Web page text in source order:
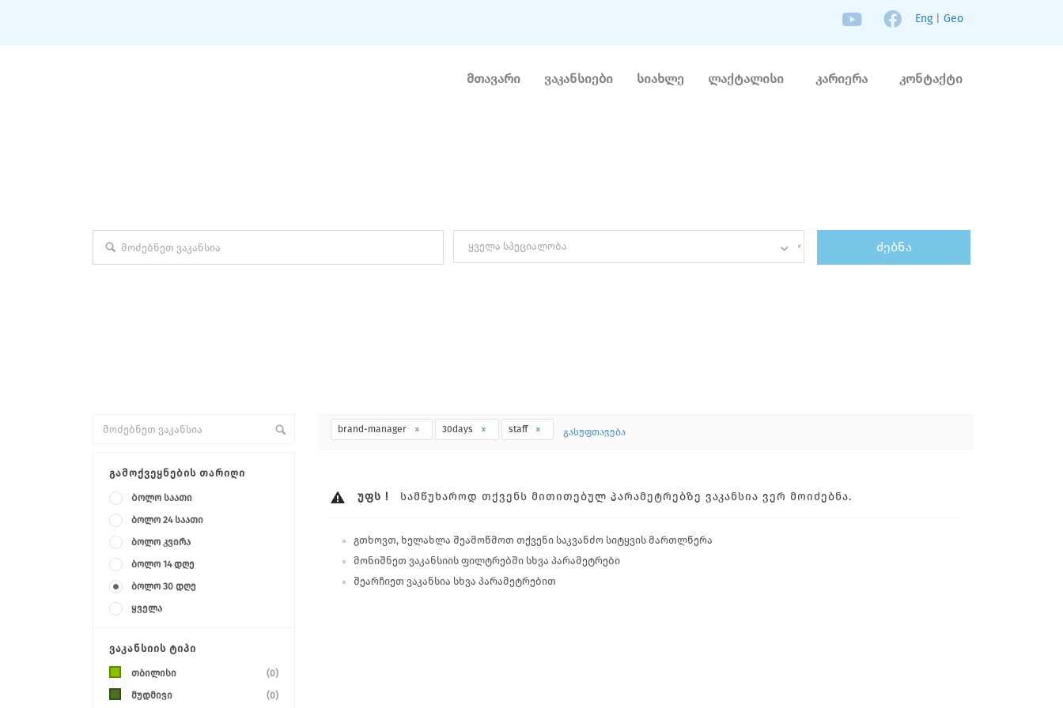
Eng| Geo
მთავარი ვაკანსიები სიახლე ლაქტალისი კარიერა კონტაქტი
ᲒᲐᲛᲝᲥᲕᲔᲧᲜᲔᲑᲘᲡ ᲗᲐᲠᲘᲦᲘ
Ბოლო საათი
ბოლო 24 საათი
ბოლო კვირა
ბოლო 14 დღე
ბოლო 30 დღე
ყველა
ᲕᲐᲙᲐᲜᲡᲘᲘᲡ ᲢᲘᲞᲘ
თბილისი
(0)
მუდმივი
(0)
brand-manager 30days staff გასუფთავება
ᲣᲤᲡ ! ᲡᲐᲛᲬᲣᲮᲐᲠᲝᲓ ᲗᲥᲕᲔᲜᲡ ᲛᲘᲗᲘᲗᲔᲑᲣᲚ ᲞᲐᲠᲐᲛᲔᲢᲠᲔᲑᲖᲔ ᲕᲐᲙᲐᲜᲡᲘᲐ ᲕᲔᲠ ᲛᲝᲘᲫᲔᲑᲜᲐ.
გთხოვთ, ხელახლა შეამოწმოთ თქვენი საკვანძო სიტყვის მართლწერა
მონიშნეთ ვაკანსიის ფილტრებში სხვა პარამეტრები
შეარჩიეთ ვაკანსია სხვა პარამეტრებით